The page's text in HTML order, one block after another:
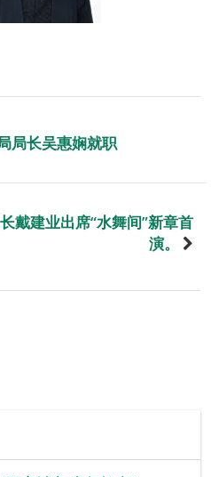
局长吴惠娴就职
戴建业出席“水舞间”新章首
演。